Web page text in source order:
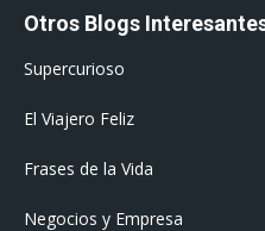
Otros Blogs
Supercurioso
El Viajero Feliz
Frases de la Vida
Negocios y Empresa